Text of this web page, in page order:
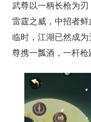
武尊以一柄长枪为
雷霆之威，中招者
临时，江湖已然成
尊携一瓢酒，一杆枪